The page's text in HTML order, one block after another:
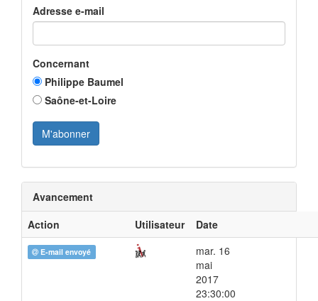
Adresse e-mail
Concernant
Philippe Baumel
Saône-et-Loire
Avancement
Action
Utilisateur Date
E-mail envoyé
mar. 16
mai
2017
23:30:00